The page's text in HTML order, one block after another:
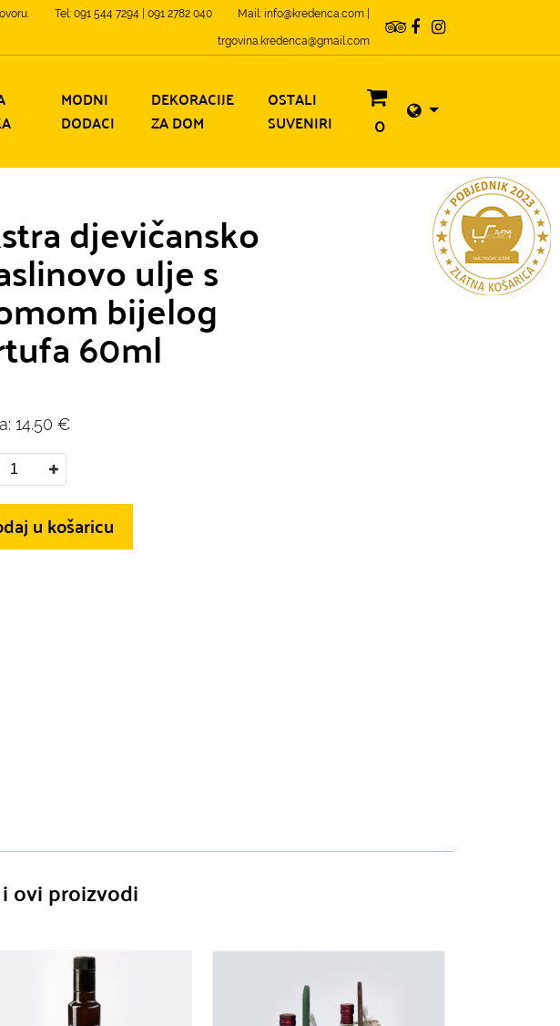
Tel: 091 544 7294 | 091 2782 040 Mail: info@kredenca.com |
trgovina.kredenca@gmail.com
MODNI
DODACI
DEKORACIJE
ZA DOM
OSTALI
SUVENIRI
0
djevičansko
ulje s
bijelog
60ml
14.50 €
u košaricu
ovi proizvodi